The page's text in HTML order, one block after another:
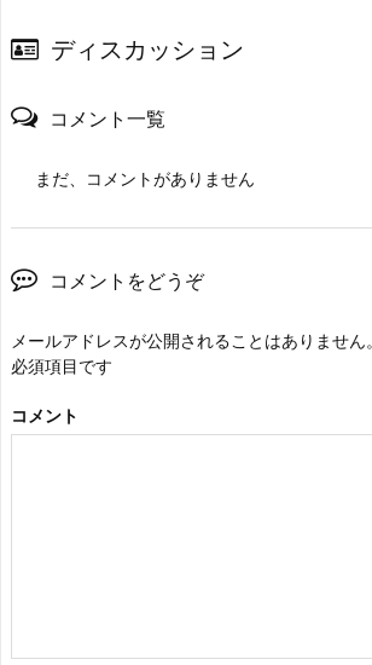
ディスカッション
コメント一覧
まだ、コメントがありません
コメントをどうぞ
メールアドレスが公開されることはありません。
必須項目です
コメント